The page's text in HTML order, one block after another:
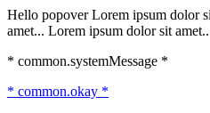
Hello popover Lorem ipsum dolor
amet... Lorem ipsum dolor sit
* common.systemMessage *
* common.okay *